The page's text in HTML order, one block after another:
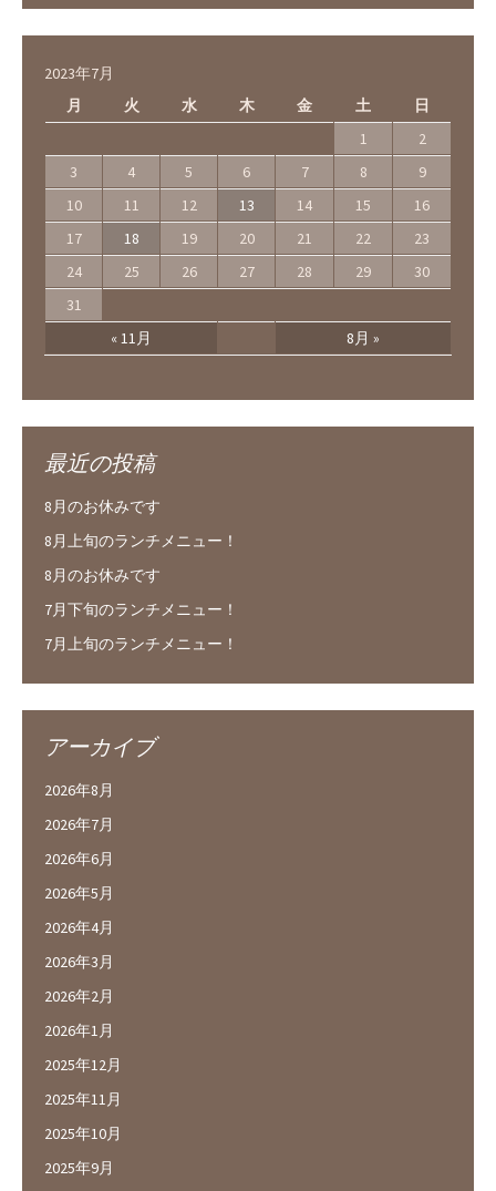
2023年7月
月
火 水 木 金 土 日
« 11月 8月 »
1
2
3
4 5 6 7 8
9
10
11 12 13 14 15
16
17
18 19 20 21 22
23
24
25 26 27 28 29
30
31
最近の投稿
8月のお休みです
8月上旬のランチメニュー！
8月のお休みです
7月下旬のランチメニュー！
7月上旬のランチメニュー！
アーカイブ
2026年8月
2026年7月
2026年6月
2026年5月
2026年4月
2026年3月
2026年2月
2026年1月
2025年12月
2025年11月
2025年10月
2025年9月